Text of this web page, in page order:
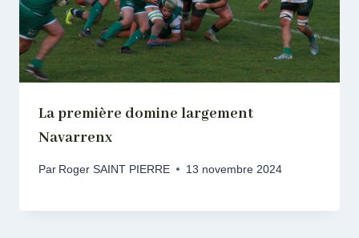
La première domine largement
Navarrenx
Par Roger SAINT PIERRE 13 novembre 2024